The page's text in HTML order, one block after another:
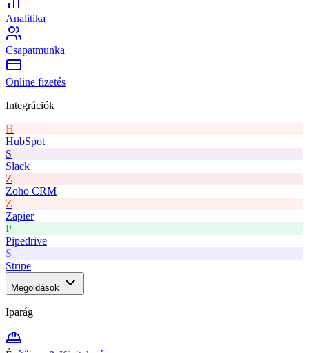
Analitika
Csapatmunka
Online fizetés
Integrációk
H
HubSpot
S
Slack
Z
Zoho CRM
Z
Zapier
P
Pipedrive
S
Stripe
Megoldások
Iparág